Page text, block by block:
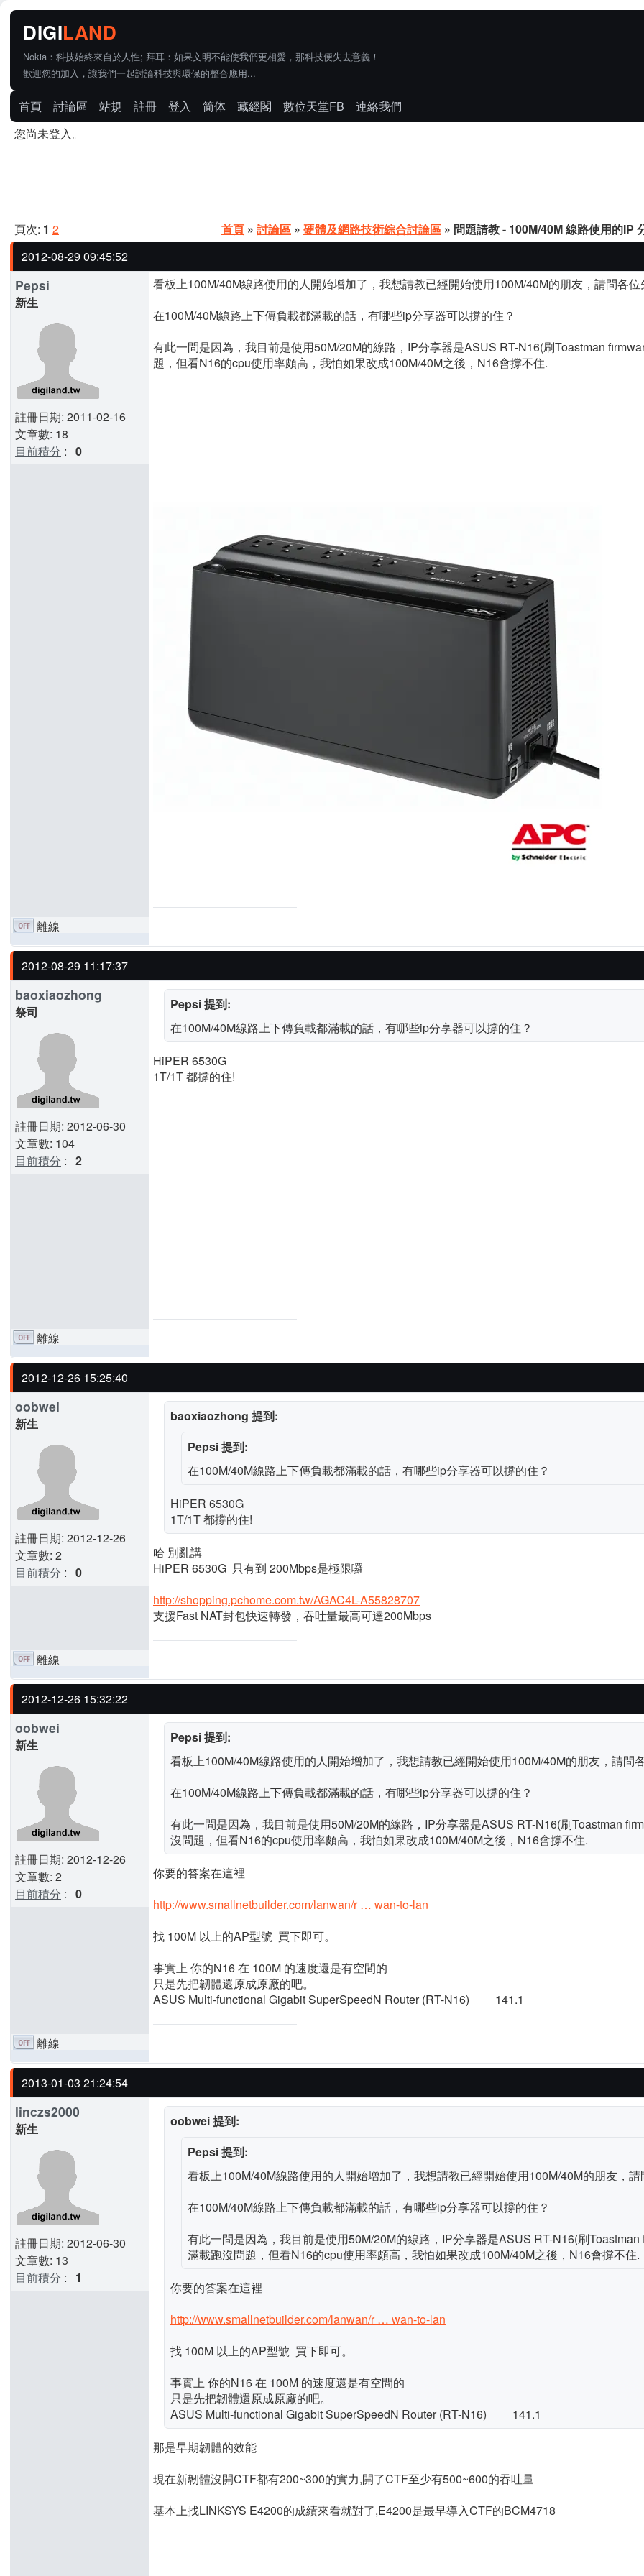
Nokia：科技始終來自於人性; 拜耳：如果文明不能使我們更相愛，那科技便失去意義！
歡迎您的加入，讓我們一起討論科技與環保的整合應用...
首頁 討論區 站規 註冊 登入 简体 藏經閣 數位天堂FB
連絡我們
您尚未登入。
頁次: 1 2 首頁 » 討論區 » 硬體及網路技術綜合討論區 » 問題請教 - 100M/40M 線路使用的IP
2012-08-29 09:45:52
Pepsi
新生
註冊日期: 2011-02-16
文章數: 18
目前積分 : 0
看板上100M/40M線路使用的人開始增加了，我想請教已經開始使用100M/40M的朋友，請問各
在100M/40M線路上下傳負載都滿載的話，有哪些ip分享器可以撐的住？
有此一問是因為，我目前是使用50M/20M的線路，IP分享器是ASUS RT-N16(刷Toastman
題，但看N16的cpu使用率頗高，我怕如果改成100M/40M之後，N16會撐不住.
離線
2012-08-29 11:17:37
baoxiaozhong
祭司
註冊日期: 2012-06-30
文章數: 104
目前積分 : 2
Pepsi 提到:
在100M/40M線路上下傳負載都滿載的話，有哪些ip分享器可以撐的住？
HiPER 6530G
1T/1T 都撐的住!
離線
2012-12-26 15:25:40
oobwei
新生
註冊日期: 2012-12-26
文章數: 2
目前積分 : 0
baoxiaozhong 提到:
Pepsi 提到:
在100M/40M線路上下傳負載都滿載的話，有哪些ip分享器可以撐的住？
HiPER 6530G
1T/1T 都撐的住!
哈 別亂講
HiPER 6530G 只有到 200Mbps是極限囉
http://shopping.pchome.com.tw/AGAC4L-A55828707
支援Fast NAT封包快速轉發，吞吐量最高可達200Mbps
離線
2012-12-26 15:32:22
oobwei
新生
註冊日期: 2012-12-26
文章數: 2
目前積分 : 0
Pepsi 提到:
看板上100M/40M線路使用的人開始增加了，我想請教已經開始使用100M/40M的朋友，請問
在100M/40M線路上下傳負載都滿載的話，有哪些ip分享器可以撐的住？
有此一問是因為，我目前是使用50M/20M的線路，IP分享器是ASUS RT-N16(刷Toastman
沒問題，但看N16的cpu使用率頗高，我怕如果改成100M/40M之後，N16會撐不住.
你要的答案在這裡
http://www.smallnetbuilder.com/lanwan/r … wan-to-lan
找 100M 以上的AP型號 買下即可。
事實上 你的N16 在 100M 的速度還是有空間的
只是先把韌體還原成原廠的吧。
ASUS Multi-functional Gigabit SuperSpeedN Router (RT-N16) 141.1
離線
2013-01-03 21:24:54
linczs2000
新生
註冊日期: 2012-06-30
文章數: 13
目前積分 : 1
oobwei 提到:
Pepsi 提到:
看板上100M/40M線路使用的人開始增加了，我想請教已經開始使用100M/40M的朋友，
在100M/40M線路上下傳負載都滿載的話，有哪些ip分享器可以撐的住？
有此一問是因為，我目前是使用50M/20M的線路，IP分享器是ASUS RT-N16(刷
滿載跑沒問題，但看N16的cpu使用率頗高，我怕如果改成100M/40M之後，N16會撐不住.
你要的答案在這裡
http://www.smallnetbuilder.com/lanwan/r … wan-to-lan
找 100M 以上的AP型號 買下即可。
事實上 你的N16 在 100M 的速度還是有空間的
只是先把韌體還原成原廠的吧。
ASUS Multi-functional Gigabit SuperSpeedN Router (RT-N16) 141.1
那是早期韌體的效能
現在新韌體沒開CTF都有200~300的實力,開了CTF至少有500~600的吞吐量
基本上找LINKSYS E4200的成績來看就對了,E4200是最早導入CTF的BCM4718